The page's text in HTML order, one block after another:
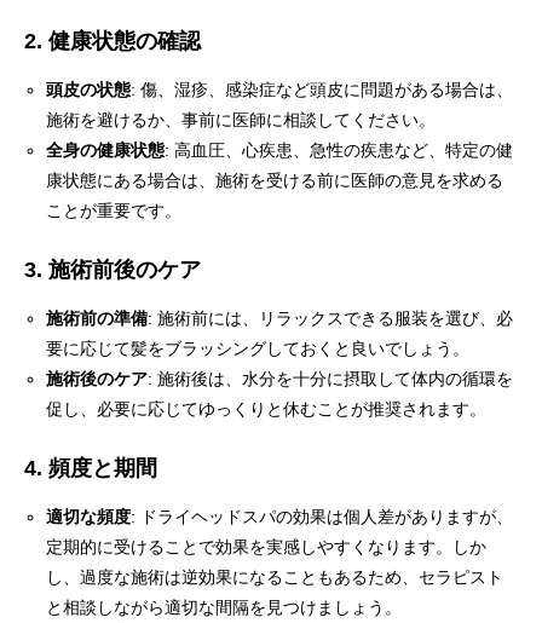
2. 健康状態の確認
頭皮の状態: 傷、湿疹、感染症など頭皮に問題がある場合は、
施術を避けるか、事前に医師に相談してください。
全身の健康状態: 高血圧、心疾患、急性の疾患など、特定の健
康状態にある場合は、施術を受ける前に医師の意見を求める
ことが重要です。
3. 施術前後のケア
施術前の準備: 施術前には、リラックスできる服装を選び、必
要に応じて髪をブラッシングしておくと良いでしょう。
施術後のケア: 施術後は、水分を十分に摂取して体内の循環を
促し、必要に応じてゆっくりと休むことが推奨されます。
4. 頻度と期間
適切な頻度: ドライヘッドスパの効果は個人差がありますが、
定期的に受けることで効果を実感しやすくなります。しか
し、過度な施術は逆効果になることもあるため、セラピスト
と相談しながら適切な間隔を見つけましょう。